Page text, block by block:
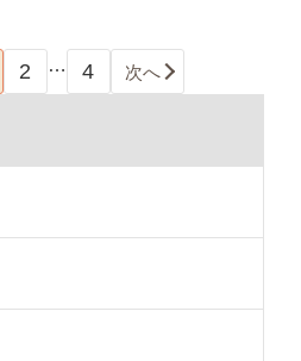
2 … 4 次へ